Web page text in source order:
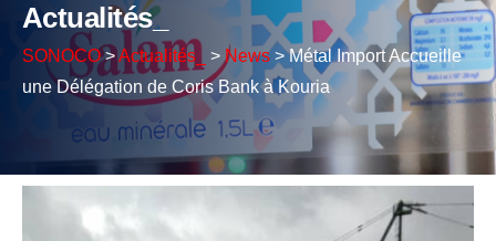
Actualités_
SONOCO>Actualités_ > News>Métal Import Accueille
une Délégation de Coris Bank à Kouria